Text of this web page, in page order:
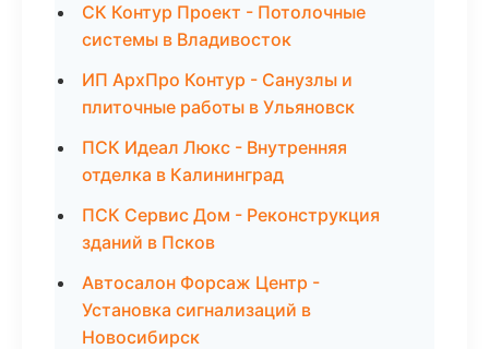
СК Контур Проект - Потолочные
системы в Владивосток
ИП АрхПро Контур - Санузлы и
плиточные работы в Ульяновск
ПСК Идеал Люкс - Внутренняя
отделка в Калининград
ПСК Сервис Дом - Реконструкция
зданий в Псков
Автосалон Форсаж Центр -
Установка сигнализаций в
Новосибирск